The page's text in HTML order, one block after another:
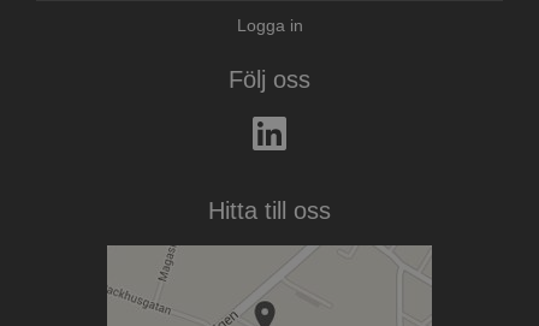
Följ oss
Hitta till oss
Logga in